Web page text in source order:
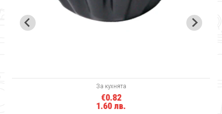
За кухнята
€0.82
1.60 лв.